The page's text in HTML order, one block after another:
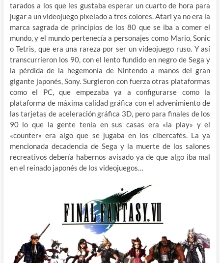
tarados a los que les gustaba esperar un cuarto de hora para
jugar a un videojuego pixelado a tres colores. Atari ya no era la
marca sagrada de principios de los 80 que se iba a comer el
mundo, y el mundo pertenecía a personajes como Mario, Sonic
o Tetris, que era una rareza por ser un videojuego ruso. Y así
transcurrieron los 90, con el lento fundido en negro de Sega y
la pérdida de la hegemonía de Nintendo a manos del gran
gigante japonés, Sony. Surgieron con fuerza otras plataformas
como el PC, que empezaba ya a configurarse como la
plataforma de máxima calidad gráfica con el advenimiento de
las tarjetas de aceleración gráfica 3D, pero para finales de los
90 lo que la gente tenía en sus casas era «la play» y el
«counter» era algo que se jugaba en los cibercafés. La ya
mencionada decadencia de Sega y la muerte de los salones
recreativos debería habernos avisado ya de que algo iba mal
en el reinado japonés de los videojuegos…